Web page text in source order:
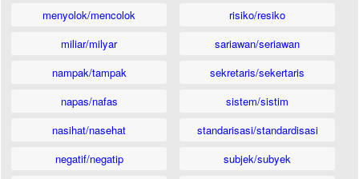
menyolok/mencolok
miliar/milyar
nampak/tampak
napas/nafas
nasihat/nasehat
negatif/negatip
risiko/resiko
sariawan/seriawan
sekretaris/sekertaris
sistem/sistim
standarisasi/standardisasi
subjek/subyek